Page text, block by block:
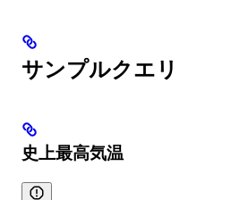
サンプルクエリ
史上最高気温